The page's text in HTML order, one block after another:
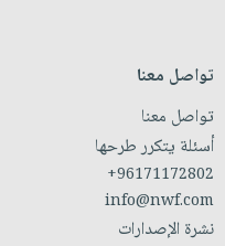
تواصل معنا
تواصل معنا
أسئلة يتكرر طرحها
+96171172802
info@nwf.com
نشرة الإصدارات